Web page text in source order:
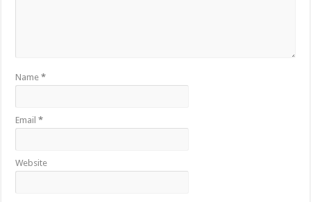
Name*
Email*
Website